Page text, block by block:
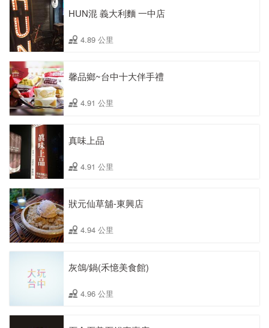
HUN混 義大利麵 一中店
4.89 公里
馨品鄉~台中十大伴手禮
4.91 公里
真味上品
4.91 公里
狀元仙草舖-東興店
4.94 公里
灰鴿/鍋(禾憶美食館)
4.96 公里